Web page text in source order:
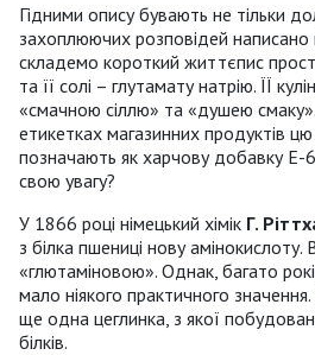
Гідними опису бувають не тільки
захоплюючих розповідей
складемо короткий життєпис
та її солі – глутамату натрію. ЇЇ
«смачною сіллю» та «душею
етикетках магазинних продуктів
позначають як харчову добавку
свою увагу?
У 1866 році німецький хімік Г.
з білка пшениці нову амінокислоту.
«глютаміновою». Однак, багато
мало ніякого практичного
ще одна цеглинка, з якої
білків.